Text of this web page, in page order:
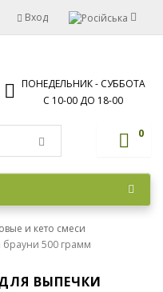
Вход
ПОНЕДЕЛЬНИК - СУББОТА
С 10-00 ДО 18-00
0
и кето смеси
брауни 500 грамм
ВЫПЕЧКИ